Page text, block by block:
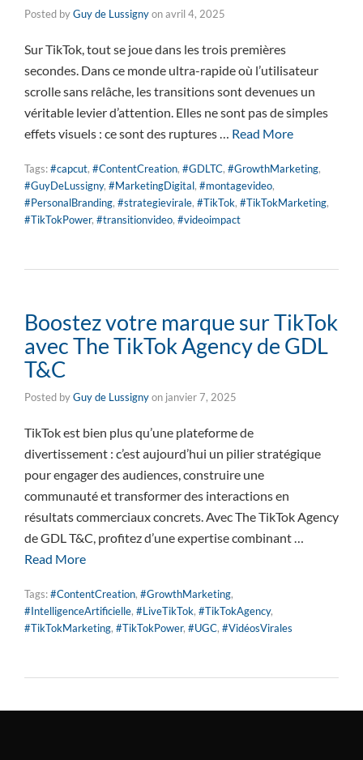
Posted byGuy de Lussignyonavril 4, 2025
Sur TikTok, tout se joue dans les trois premières
secondes. Dans ce monde ultra-rapide où l’utilisateur
scrolle sans relâche, les transitions sont devenues un
véritable levier d’attention. Elles ne sont pas de simples
effets visuels : ce sont des ruptures … Read More
Tags:#capcut, #ContentCreation, #GDLTC, #GrowthMarketing,
#GuyDeLussigny, #MarketingDigital, #montagevideo,
#PersonalBranding, #strategievirale, #TikTok, #TikTokMarketing,
#TikTokPower, #transitionvideo, #videoimpact
Boostez votre marque sur TikTok
avec The TikTok Agency de GDL
T&C
Posted byGuy de Lussignyon janvier 7, 2025
TikTok est bien plus qu’une plateforme de
divertissement : c’est aujourd’hui un pilier stratégique
pour engager des audiences, construire une
communauté et transformer des interactions en
résultats commerciaux concrets. Avec The TikTok Agency
de GDL T&C, profitez d’une expertise combinant …
Read More
Tags:#ContentCreation, #GrowthMarketing,
#IntelligenceArtificielle, #LiveTikTok, #TikTokAgency,
#TikTokMarketing, #TikTokPower, #UGC, #VidéosVirales